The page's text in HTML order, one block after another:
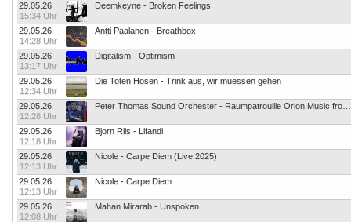
29.05.26
15:34 Uhr
Deemkeyne - Broken Feelings
29.05.26
14:28 Uhr
Antti Paalanen - Breathbox
29.05.26
13:17 Uhr
Digitalism - Optimism
29.05.26
12:34 Uhr
Die Toten Hosen - Trink aus, wir muessen gehen
29.05.26
12:28 Uhr
29.05.26
12:18 Uhr
Bjorn Riis - Lifandi
29.05.26
12:13 Uhr
Nicole - Carpe Diem (Live 2025)
29.05.26
12:13 Uhr
Nicole - Carpe Diem
29.05.26
12:08 Uhr
Mahan Mirarab - Unspoken